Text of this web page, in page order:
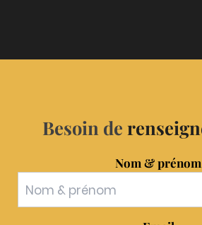
Besoin de
Nom & prénom